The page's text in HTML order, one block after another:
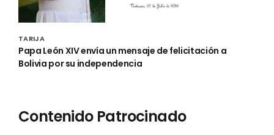
TARIJA
Papa León XIV envía un mensaje de felicitación a
Bolivia por su independencia
Contenido Patrocinado